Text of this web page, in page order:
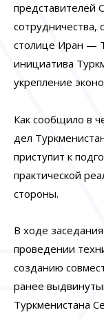
представителей
сотрудничества,
столице Иран —
инициатива
укрепление
Как сообщило в
дел
приступит к
практической
стороны.
В ходе
проведении
созданию
ранее
Туркменистана